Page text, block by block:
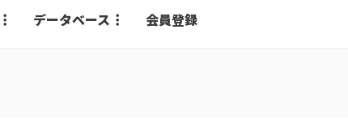
データベース 会員登録